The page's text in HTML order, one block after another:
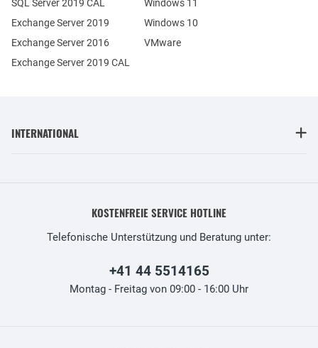
Exchange Server 2019
Exchange Server 2016
SQL Server 2019 CAL
Exchange Server 2019 CAL
Windows 11
Windows 10
VMware
INTERNATIONAL
KOSTENFREIE SERVICE HOTLINE
Telefonische Unterstützung und Beratung unter:
+41 44 5514165
Montag - Freitag von 09:00 - 16:00 Uhr